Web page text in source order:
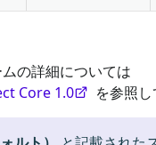
の詳細については
Core 1.0
を参照し